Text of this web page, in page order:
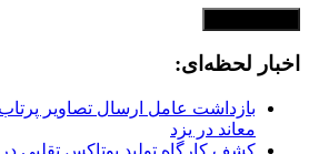
اخبار لحظه‌ای:
بازداشت عامل ارسال تصاویر
معاند در یزد
کشف کارگاه تولید بوتاکس تقلبی در